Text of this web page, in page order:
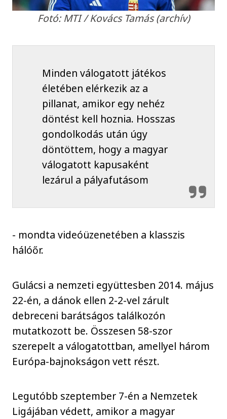
Fotó: MTI / Kovács Tamás (archív)
Minden válogatott játékos
életében elérkezik az a
pillanat, amikor egy nehéz
döntést kell hoznia. Hosszas
gondolkodás után úgy
döntöttem, hogy a magyar
válogatott kapusaként
lezárul a pályafutásom
- mondta videóüzenetében a klasszis
hálóőr.
Gulácsi a nemzeti együttesben 2014. május
22-én, a dánok ellen 2-2-vel zárult
debreceni barátságos találkozón
mutatkozott be. Összesen 58-szor
szerepelt a válogatottban, amellyel három
Európa-bajnokságon vett részt.
Legutóbb szeptember 7-én a Nemzetek
Ligájában védett, amikor a magyar